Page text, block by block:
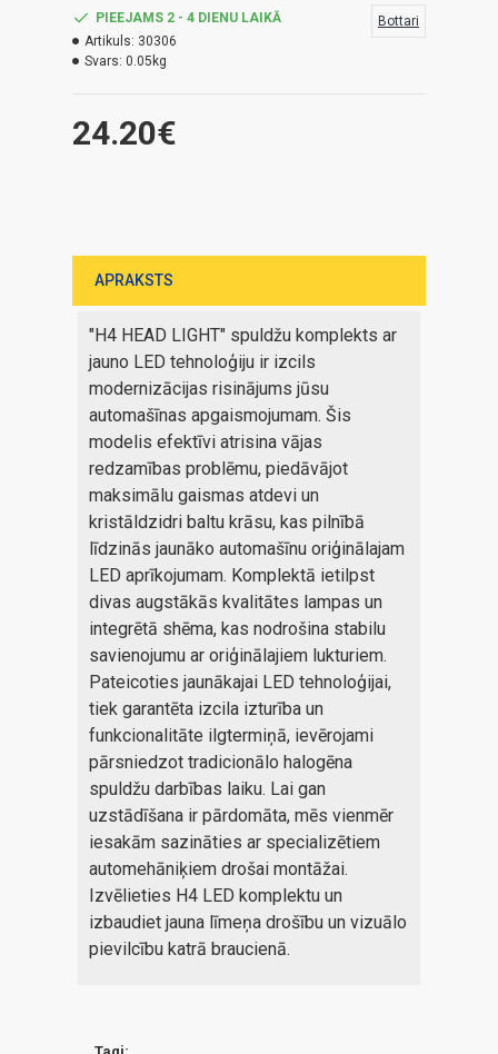
24.20€
PIEEJAMS 2 - 4 DIENU LAIKĀ
Artikuls: 30306
Svars: 0.05kg
Bottari
APRAKSTS
"H4 HEAD LIGHT" spuldžu komplekts ar
jauno LED tehnoloģiju ir izcils
modernizācijas risinājums jūsu
automašīnas apgaismojumam. Šis
modelis efektīvi atrisina vājas
redzamības problēmu, piedāvājot
maksimālu gaismas atdevi un
kristāldzidri baltu krāsu, kas pilnībā
līdzinās jaunāko automašīnu oriģinālajam
LED aprīkojumam. Komplektā ietilpst
divas augstākās kvalitātes lampas un
integrētā shēma, kas nodrošina stabilu
savienojumu ar oriģinālajiem lukturiem.
Pateicoties jaunākajai LED tehnoloģijai,
tiek garantēta izcila izturība un
funkcionalitāte ilgtermiņā, ievērojami
pārsniedzot tradicionālo halogēna
spuldžu darbības laiku. Lai gan
uzstādīšana ir pārdomāta, mēs vienmēr
iesakām sazināties ar specializētiem
automehāniķiem drošai montāžai.
Izvēlieties H4 LED komplektu un
izbaudiet jauna līmeņa drošību un vizuālo
pievilcību katrā braucienā.